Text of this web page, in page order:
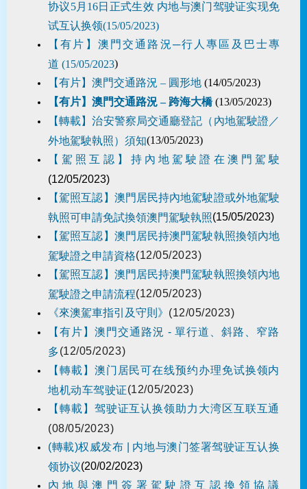
协议5月16日正式生效 内地与澳门驾驶证实现免
试互认换领(15/05/2023)
【有片】澳門交通路況─行人專區及巴士專
道 (15/05/2023)
【有片】澳門交通路況 – 圓形地 (14/05/2023)
【有片】澳門交通路況 – 跨海大橋(13/05/2023)
【轉載】治安警察局交通廳登記（內地駕駛證／
外地駕駛執照）須知(13/05/2023)
【駕照互認】持內地駕駛證在澳門駕駛
(12/05/2023)
【駕照互認】澳門居民持內地駕駛證或外地駕駛
執照可申請免試換領澳門駕駛執照(15/05/2023)
【駕照互認】澳門居民持澳門駕駛執照換領內地
駕駛證之申請資格(12/05/2023)
【駕照互認】澳門居民持澳門駕駛執照換領內地
駕駛證之申請流程(12/05/2023)
《來澳駕車指引及守則》 (12/05/2023)
【有片】澳門交通路況 - 單行道、斜路、窄路
多(12/05/2023)
【轉載】澳门居民可在线预约办理免试换领内
地机动车驾驶证(12/05/2023)
【轉載】驾驶证互认换领助力大湾区互联互通
(08/05/2023)
(轉載)权威发布 | 内地与澳门签署驾驶证互认换
领协议(20/02/2023)
內地與澳門簽署駕駛證互認換領協議